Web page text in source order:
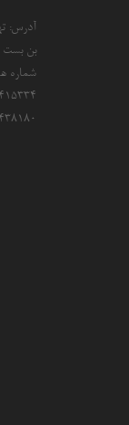
آدرس:
بن بست بیشه –
شماره